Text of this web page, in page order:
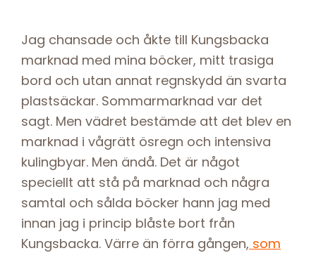
Jag chansade och åkte till Kungsbacka
marknad med mina böcker, mitt trasiga
bord och utan annat regnskydd än svarta
plastsäckar. Sommarmarknad var det
sagt. Men vädret bestämde att det blev en
marknad i vågrätt ösregn och intensiva
kulingbyar. Men ändå. Det är något
speciellt att stå på marknad och några
samtal och sålda böcker hann jag med
innan jag i princip blåste bort från
Kungsbacka. Värre än förra gången, som